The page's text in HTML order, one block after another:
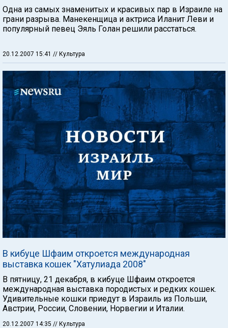
Одна из самых знаменитых и красивых пар в Израиле на
грани разрыва. Манекенщица и актриса Иланит Леви и
популярный певец Эяль Голан решили расстаться.
20.12.2007 15:41 // Культура
В кибуце Шфаим откроется международная
выставка кошек "Хатулиада 2008"
В пятницу, 21 декабря, в кибуце Шфаим откроется
международная выставка породистых и редких кошек.
Удивительные кошки приедут в Израиль из Польши,
Австрии, России, Словении, Норвегии и Италии.
20.12.2007 14:35 // Культура